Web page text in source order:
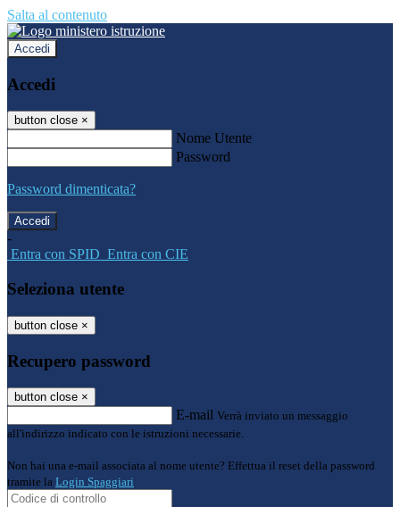
Salta al contenuto
Accedi
Accedi
button close ×
Nome Utente
Password
Password dimenticata?
-
Entra con SPID Entra con CIE
Seleziona utente
button close ×
Recupero password
button close ×
E-mail Verrà inviato un messaggio
all'indirizzo indicato con le istruzioni necessarie.
Non hai una e-mail associata al nome utente? Effettua il reset della password
tramite la Login Spaggiari